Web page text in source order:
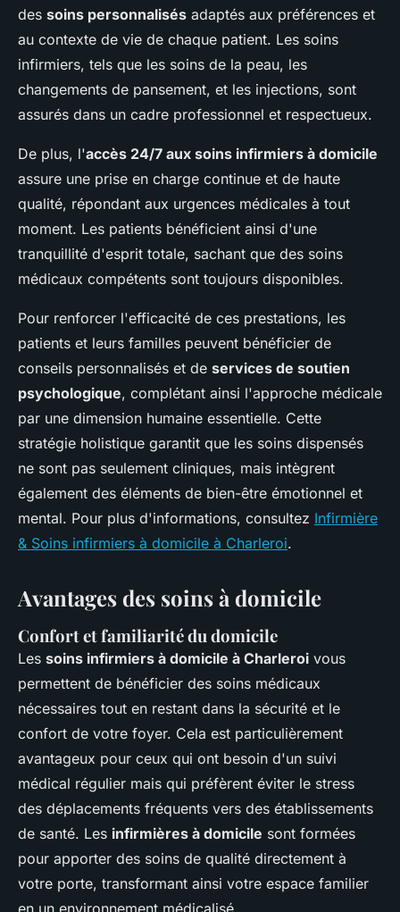
des soins personnalisés adaptés aux préférences et
au contexte de vie de chaque patient. Les soins
infirmiers, tels que les soins de la peau, les
changements de pansement, et les injections, sont
assurés dans un cadre professionnel et respectueux.
De plus, l'accès 24/7 aux soins infirmiers à domicile
assure une prise en charge continue et de haute
qualité, répondant aux urgences médicales à tout
moment. Les patients bénéficient ainsi d'une
tranquillité d'esprit totale, sachant que des soins
médicaux compétents sont toujours disponibles.
Pour renforcer l'efficacité de ces prestations, les
patients et leurs familles peuvent bénéficier de
conseils personnalisés et de services de soutien
psychologique, complétant ainsi l'approche médicale
par une dimension humaine essentielle. Cette
stratégie holistique garantit que les soins dispensés
ne sont pas seulement cliniques, mais intègrent
également des éléments de bien-être émotionnel et
mental. Pour plus d'informations, consultez Infirmière
& Soins infirmiers à domicile à Charleroi.
Avantages des soins à domicile
Confort et familiarité du domicile
Les soins infirmiers à domicile à Charleroi vous
permettent de bénéficier des soins médicaux
nécessaires tout en restant dans la sécurité et le
confort de votre foyer. Cela est particulièrement
avantageux pour ceux qui ont besoin d'un suivi
médical régulier mais qui préfèrent éviter le stress
des déplacements fréquents vers des établissements
de santé. Les infirmières à domicile sont formées
pour apporter des soins de qualité directement à
votre porte, transformant ainsi votre espace familier